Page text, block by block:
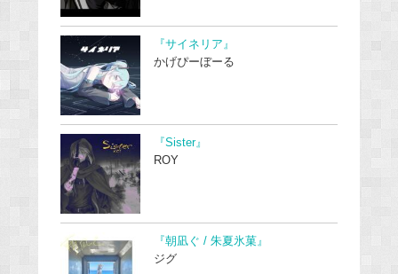
『サイネリア』
かげぴーぼーる
『Sister』
ROY
『朝凪ぐ / 朱夏氷菓』
ジグ